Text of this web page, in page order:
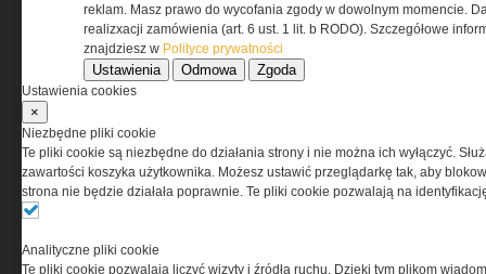
Regulamin określa zasady korzystania z portalu
www.special-ops.pl
Korzystanie z portalu jest równoznaczne
przez Grupa MEDIUM Spółka z ograniczoną
odpowiedzialnością Spółka komandytowa, nr KRS:
0000537655, NIP 1132860378, REGON 146393437
(zwana dalej Grupa MEDIUM) w postaci Regulaminu.
reklam. Masz prawo do wycofania zgody w dowolnym momencie.
realizxacji zamówienia (art. 6 ust. 1 lit. b RODO). Szczegółowe
znajdziesz w Polityce prywatności
Ustawienia Odmowa Zgoda
Ustawienia cookies
×
Niezbędne pliki cookie
Te pliki cookie są niezbędne do działania strony i nie można ich wyłączyć.
zawartości koszyka użytkownika. Możesz ustawić przeglądarkę tak, aby
strona nie będzie działała poprawnie. Te pliki cookie pozwalają na
Analityczne pliki cookie
Te pliki cookie pozwalają liczyć wizyty i źródła ruchu. Dzięki tym plikom